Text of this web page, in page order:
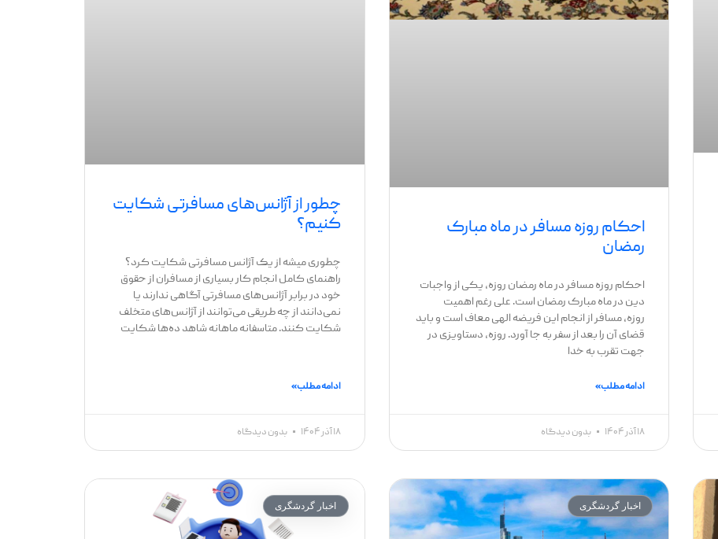
احکام روزه مسافر در ماه مبارک
رمضان
احکام روزه مسافر در ماه رمضان روزه، یکی از واجبات
دین در ماه مبارک رمضان است. علی رغم اهمیت
روزه، مسافر از انجام این فریضه الهی معاف است و باید
قضای آن را بعد از سفر به جا آورد. روزه، دستاویزی در
جهت تقرب به خدا
ادامه مطلب »
۱۸ آذر ۱۴۰۴ بدون دیدگاه
چطور از آژانس‌های مسافرتی شکایت
کنیم؟
چطوری میشه از یک آژانس مسافرتی شکایت کرد؟
راهنمای کامل انجام کار بسیاری از مسافران از حقوق
خود در برابر آژانس‌های مسافرتی آگاهی ندارند یا
نمی‌دانند از چه طریقی می‌توانند از آژانس‌های متخلف
شکایت کنند. متاسفانه ماهانه شاهد ده‌ها شکایت
ادامه مطلب »
۱۸ آذر ۱۴۰۴ بدون دیدگاه
اخبار گردشگری اخبار گردشگری